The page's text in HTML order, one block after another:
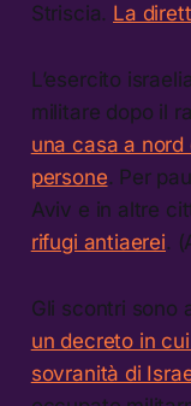
Striscia. La
L’esercito
militare dopo il
una casa a
persone. Per
Aviv e in altre
rifugi antiaerei.
Gli scontri sono
un decreto in
sovranità di